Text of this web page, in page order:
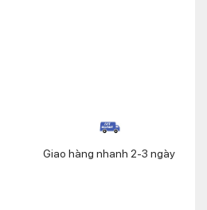
Giao hàng nhanh 2-3 ngày